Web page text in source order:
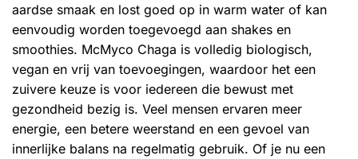
aardse smaak en lost goed op in warm water of kan
eenvoudig worden toegevoegd aan shakes en
smoothies. McMyco Chaga is volledig biologisch,
vegan en vrij van toevoegingen, waardoor het een
zuivere keuze is voor iedereen die bewust met
gezondheid bezig is. Veel mensen ervaren meer
energie, een betere weerstand en een gevoel van
innerlijke balans na regelmatig gebruik. Of je nu een